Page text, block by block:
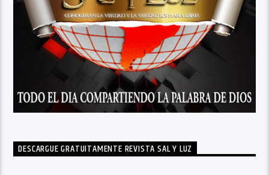
DESCARGUE GRATUITAMENTE REVISTA SAL Y LUZ